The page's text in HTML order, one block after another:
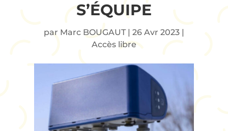
S’ÉQUIPE
par Marc BOUGAUT| 26 Avr 2023
Accès libre